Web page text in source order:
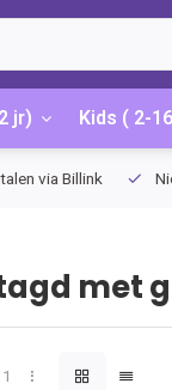
jr) Kids ( 2-
via Billink
met